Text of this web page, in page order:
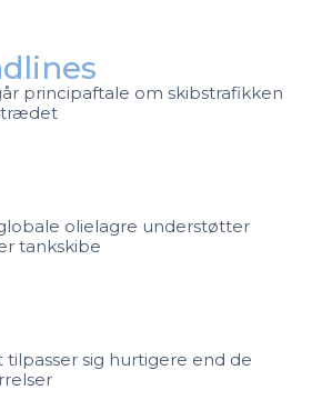
principaftale om skibstrafikken
olielagre understøtter
tankskibe
sig hurtigere end de